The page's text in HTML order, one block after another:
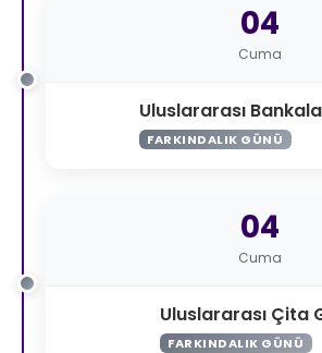
04
Cuma
Uluslararası
FARKINDALIK GÜNÜ
04
Cuma
Uluslararası Çita
FARKINDALIK GÜNÜ